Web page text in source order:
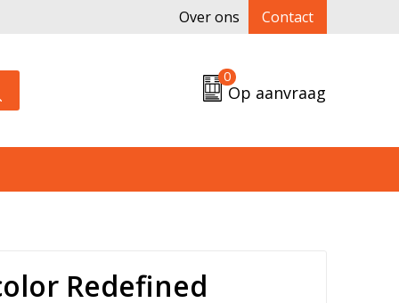
Over ons Contact
0
Op aanvraag
Redefined